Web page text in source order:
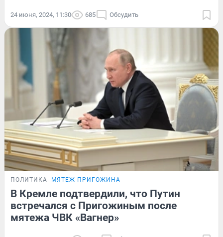
24 июня, 2024, 11:30 685 Обсудить
ПОЛИТИКА МЯТЕЖ ПРИГОЖИНА
В Кремле подтвердили, что Путин
встречался с Пригожиным после
мятежа ЧВК «Вагнер»